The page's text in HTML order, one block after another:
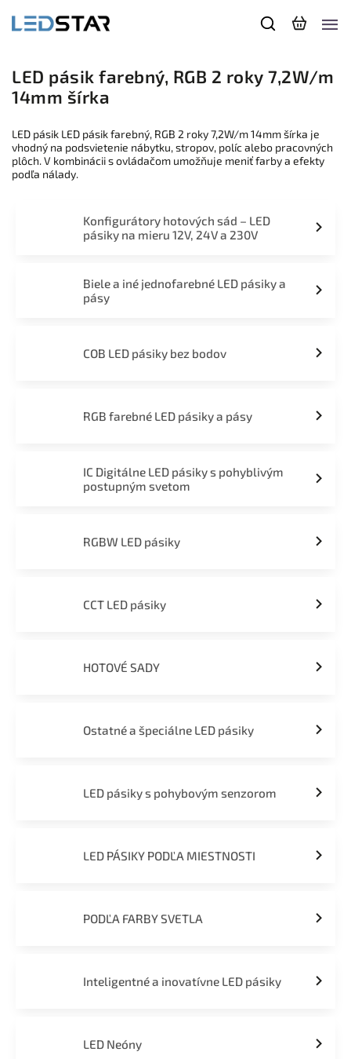
LED pásik farebný, RGB 2 roky 7,2W/m
14mm šírka
LED pásik LED pásik farebný, RGB 2 roky 7,2W/m 14mm šírka je
vhodný na podsvietenie nábytku, stropov, políc alebo pracovných
plôch. V kombinácii s ovládačom umožňuje meniť farby a efekty
podľa nálady.
Konfigurátory hotových sád – LED
pásiky na mieru 12V, 24V a 230V
Biele a iné jednofarebné LED pásiky a
pásy
COB LED pásiky bez bodov
RGB farebné LED pásiky a pásy
IC Digitálne LED pásiky s pohyblivým
postupným svetom
RGBW LED pásiky
CCT LED pásiky
HOTOVÉ SADY
Ostatné a špeciálne LED pásiky
LED pásiky s pohybovým senzorom
LED PÁSIKY PODĽA MIESTNOSTI
PODĽA FARBY SVETLA
Inteligentné a inovatívne LED pásiky
LED Neóny